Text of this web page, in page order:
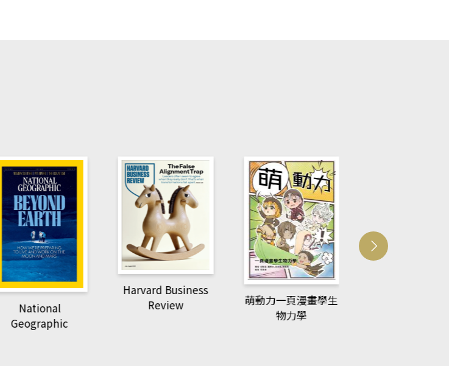
National
Geographic
Harvard Business
Review
萌動力一頁漫畫學生
物力學